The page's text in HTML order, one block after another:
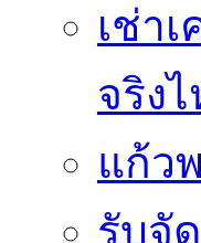
เช่า
จริง
แก้ว
รับจั